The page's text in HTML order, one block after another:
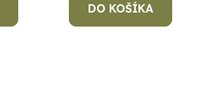
DO KOŠÍKA